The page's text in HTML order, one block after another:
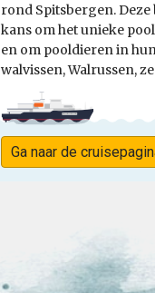
rond Spitsbergen.
kans om het unieke
en om pooldieren in
walvissen, Walrussen,
Ga naar de